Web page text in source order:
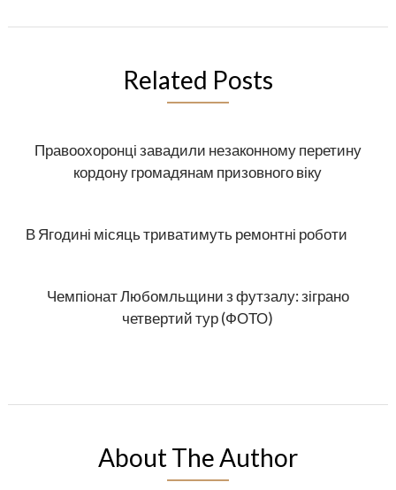
Related Posts
Правоохоронці завадили незаконному перетину
кордону громадянам призовного віку
В Ягодині місяць триватимуть ремонтні роботи
Чемпіонат Любомльщини з футзалу: зіграно
четвертий тур (ФОТО)
About The Author